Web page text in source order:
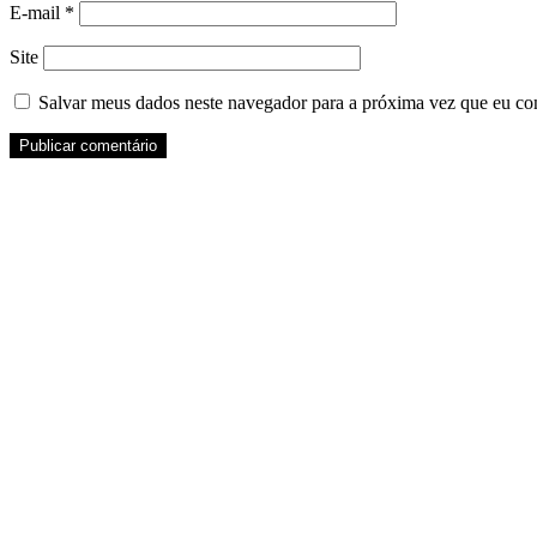
E-mail *
Site
Salvar meus dados neste navegador para a próxima vez que eu